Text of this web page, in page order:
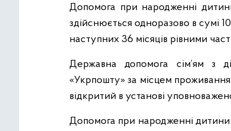
Допомога при народженні
здійснюється одноразово в сумі
наступних 36 місяців рівними
Державна допомога сім’ям з
«Укрпошту» за місцем
відкритий в установі
Допомога при народженні дитини